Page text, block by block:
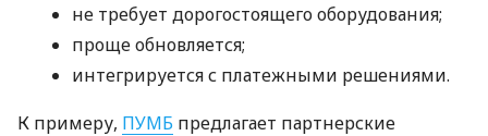
не требует дорогостоящего оборудования;
проще обновляется;
интегрируется с платежными решениями.
К примеру, ПУМБ предлагает партнерские